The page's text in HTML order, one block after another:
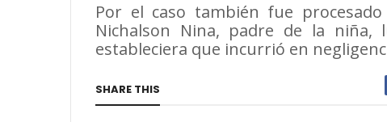
Por el caso también fue
Nichalson Nina, padre de la niña,
estableciera que incurrió en
SHARE THIS